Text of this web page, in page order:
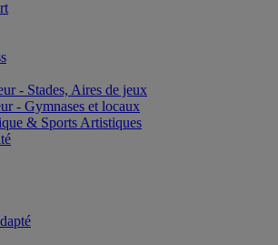
- Stades, Aires de jeux
- Gymnases et locaux
& Sports Artistiques